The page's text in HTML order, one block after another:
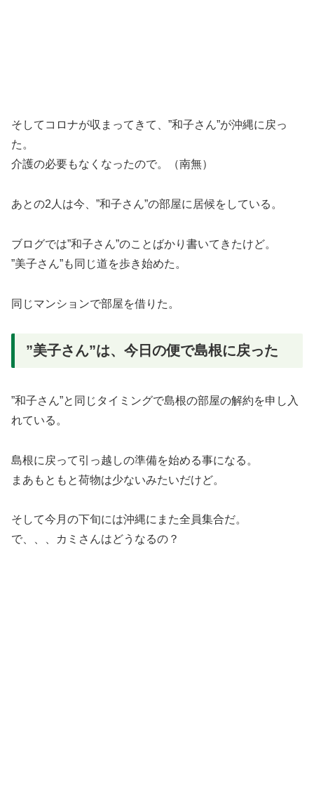
そしてコロナが収まってきて、”和子さん”が沖縄に戻っ
た。
介護の必要もなくなったので。（南無）
あとの2人は今、”和子さん”の部屋に居候をしている。
ブログでは”和子さん”のことばかり書いてきたけど。
”美子さん”も同じ道を歩き始めた。
同じマンションで部屋を借りた。
”美子さん”は、今日の便で島根に戻った
”和子さん”と同じタイミングで島根の部屋の解約を申し入
れている。
島根に戻って引っ越しの準備を始める事になる。
まあもともと荷物は少ないみたいだけど。
そして今月の下旬には沖縄にまた全員集合だ。
で、、、カミさんはどうなるの？